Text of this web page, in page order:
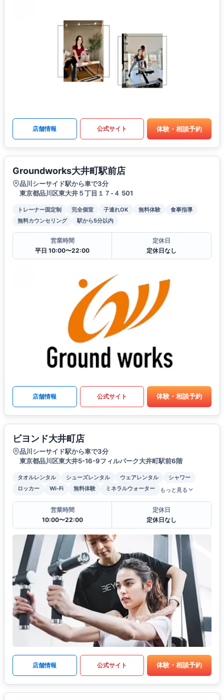
店舗情報 公式サイト 体験・相談予約
Groundworks大井町駅前店
品川シーサイド駅から車で3分
東京都品川区東大井５丁目１７-４ 501
トレーナー固定制 完全個室 子連れOK 無料体験
食事指導
無料カウンセリング
駅から5分以内
営業時間
平日 10:00〜22:00
定休日
定休日なし
店舗情報 公式サイト 体験・相談予約
ビヨンド大井町店
品川シーサイド駅から車で3分
東京都品川区東大井5-16-9フィルパーク大井町駅前6階
タオルレンタル シューズレンタル ウェアレンタル
シャワー
ロッカー
Wi-Fi 無料体験 ミネラルウォーター もっと見る
営業時間
10:00〜22:00
定休日
定休日なし
店舗情報 公式サイト 体験・相談予約